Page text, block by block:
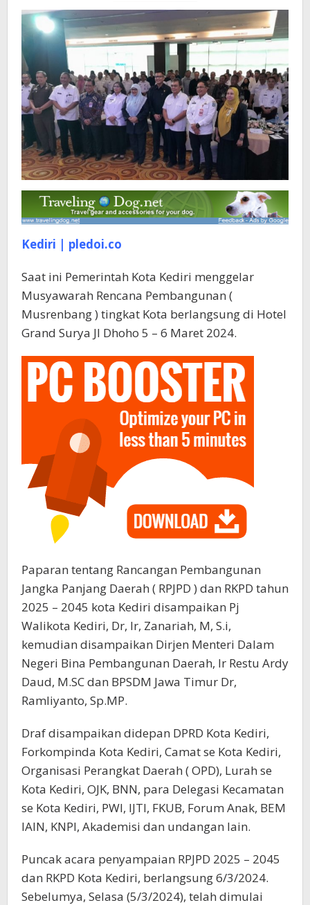
Kediri | pledoi.co
Saat ini Pemerintah Kota Kediri menggelar
Musyawarah Rencana Pembangunan (
Musrenbang ) tingkat Kota berlangsung di Hotel
Grand Surya Jl Dhoho 5 – 6 Maret 2024.
Paparan tentang Rancangan Pembangunan
Jangka Panjang Daerah ( RPJPD ) dan RKPD tahun
2025 – 2045 kota Kediri disampaikan Pj
Walikota Kediri, Dr, Ir, Zanariah, M, S.i,
kemudian disampaikan Dirjen Menteri Dalam
Negeri Bina Pembangunan Daerah, Ir Restu Ardy
Daud, M.SC dan BPSDM Jawa Timur Dr,
Ramliyanto, Sp.MP.
Draf disampaikan didepan DPRD Kota Kediri,
Forkompinda Kota Kediri, Camat se Kota Kediri,
Organisasi Perangkat Daerah ( OPD), Lurah se
Kota Kediri, OJK, BNN, para Delegasi Kecamatan
se Kota Kediri, PWI, IJTI, FKUB, Forum Anak, BEM
IAIN, KNPI, Akademisi dan undangan lain.
Puncak acara penyampaian RPJPD 2025 – 2045
dan RKPD Kota Kediri, berlangsung 6/3/2024.
Sebelumya, Selasa (5/3/2024), telah dimulai